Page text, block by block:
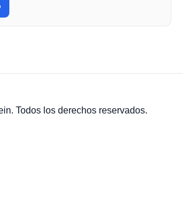
Todos los derechos reservados.